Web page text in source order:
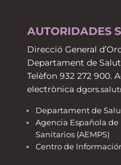
AUTORIDADES
Direcció General
Departament de
Telèfon 932 272 900.
electrònica
Departament de
Agencia Española
Sanitarios (AEMPS)
Centro de